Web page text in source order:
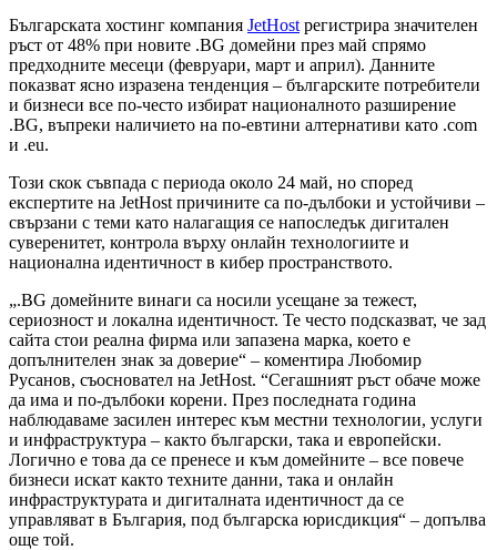
Българската хостинг компания JetHost регистрира значителен
ръст от 48% при новите .BG домейни през май спрямо
предходните месеци (февруари, март и април). Данните
показват ясно изразена тенденция – българските потребители
и бизнеси все по-често избират националното разширение
.BG, въпреки наличието на по-евтини алтернативи като .com
и .eu.
Този скок съвпада с периода около 24 май, но според
експертите на JetHost причините са по-дълбоки и устойчиви –
свързани с теми като налагащия се напоследък дигитален
суверенитет, контрола върху онлайн технологиите и
национална идентичност в кибер пространството.
„.BG домейните винаги са носили усещане за тежест,
сериозност и локална идентичност. Те често подсказват, че зад
сайта стои реална фирма или запазена марка, което е
допълнителен знак за доверие“ – коментира Любомир
Русанов, съосновател на JetHost. “Сегашният ръст обаче може
да има и по-дълбоки корени. През последната година
наблюдаваме засилен интерес към местни технологии, услуги
и инфраструктура – както български, така и европейски.
Логично е това да се пренесе и към домейните – все повече
бизнеси искат както техните данни, така и онлайн
инфраструктурата и дигиталната идентичност да се
управляват в България, под българска юрисдикция“ – допълва
още той.